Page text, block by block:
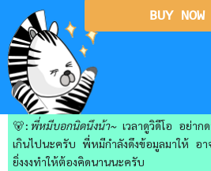
BUY NOW
🐻: พี่หมีบอกนิดนึงน้า~เวลาดูวิดีโอ อย่า
เกินไปนะครับ พี่หมีกำลังดึงข้อมูลมาให้ อ
ยิ่งงงทำให้ต้องคิดนานนะครับ